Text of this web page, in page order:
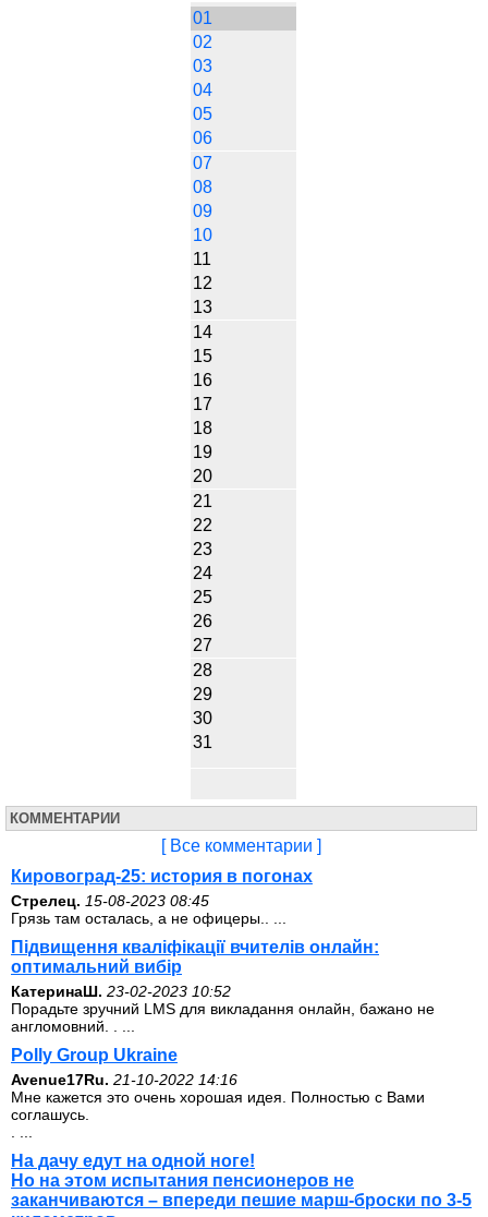
01
02
03
04
05
06
07
08
09
10
11
12
13
14
15
16
17
18
19
20
21
22
23
24
25
26
27
28
29
30
31
КОММЕНТАРИИ
[ Все комментарии ]
Кировоград-25: история в погонах
Стрелец. 15-08-2023 08:45
Грязь там осталась, а не офицеры.. ...
Підвищення кваліфікації вчителів онлайн:
оптимальний вибір
КатеринаШ. 23-02-2023 10:52
Порадьте зручний LMS для викладання онлайн, бажано не
англомовний. . ...
Polly Group Ukraine
Avenue17Ru. 21-10-2022 14:16
Мне кажется это очень хорошая идея. Полностью с Вами
соглашусь.
На дачу едут на одной ноге!
Но на этом испытания пенсионеров не
заканчиваются – впереди пешие марш-броски по 3-5